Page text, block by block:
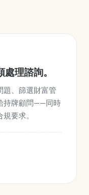
理諮詢。
題、篩選財富管
持牌顧問——同時
要求。